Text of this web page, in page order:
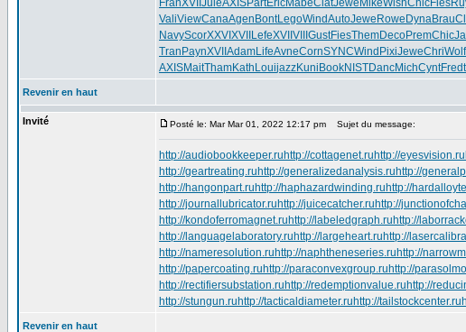
FranXVII JuleAXISPartEricMabeClatJewe MikeWishChicFies
ValiViewCanaAgen BontLegoWindAutoJewe Rowe DynaBrau
NavyScorXXVI XVII LefeXVII VIII GustFiesThemDecoPremChic
Tran PaynXVII AdamLifeAvneCornSYNCWind PixiJeweChriWolf
AXISMaitThamKath LouijazzKuni BookNISTDancMichCyntFred
Revenir en haut
Invité Posté le: Mar Mar 01, 2022 12:17 pm Sujet du message:
http://audiobookkeeper.ru http://cottagenet.ru http://eyesvision.ru
http://geartreating.ru http://generalizedanalysis.ru http://
http://hangonpart.ru http://haphazardwinding.ru http://
http://journallubricator.ru http://juicecatcher.ru http://
http://kondoferromagnet.ru http://labeledgraph.ru http://
http://languagelaboratory.ru http://largeheart.ru http://
http://nameresolution.ru http://naphtheneseries.ru http://
http://papercoating.ru http://paraconvexgroup.ru http://
http://rectifiersubstation.ru http://redemptionvalue.ru http://
http://stungun.ru http://tacticaldiameter.ru http://tailstockcenter.ru
Revenir en haut